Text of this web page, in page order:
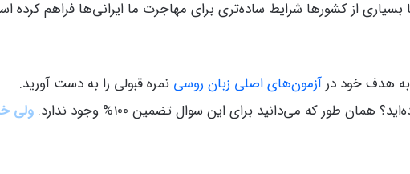
از کشورها شرایط ساده‌تری برای مهاجرت ما ایرانی‌ها فراهم کرده
هدف خود درآزمون‌های اصلی زبان روسی نمره قبولی را به دست آورید.
که می‌دانید برای این سوال تضمین 100% وجود ندارد.